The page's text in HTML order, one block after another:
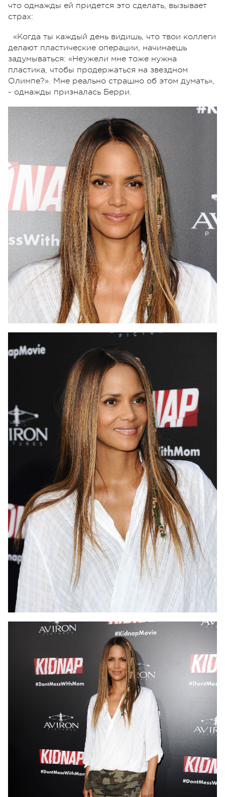
что однажды ей придется это сделать, вызывает
страх:
«Когда ты каждый день видишь, что твои коллеги
делают пластические операции, начинаешь
задумываться: «Неужели мне тоже нужна
пластика, чтобы продержаться на звездном
Олимпе?». Мне реально страшно об этом думать»,
- однажды призналась Берри.